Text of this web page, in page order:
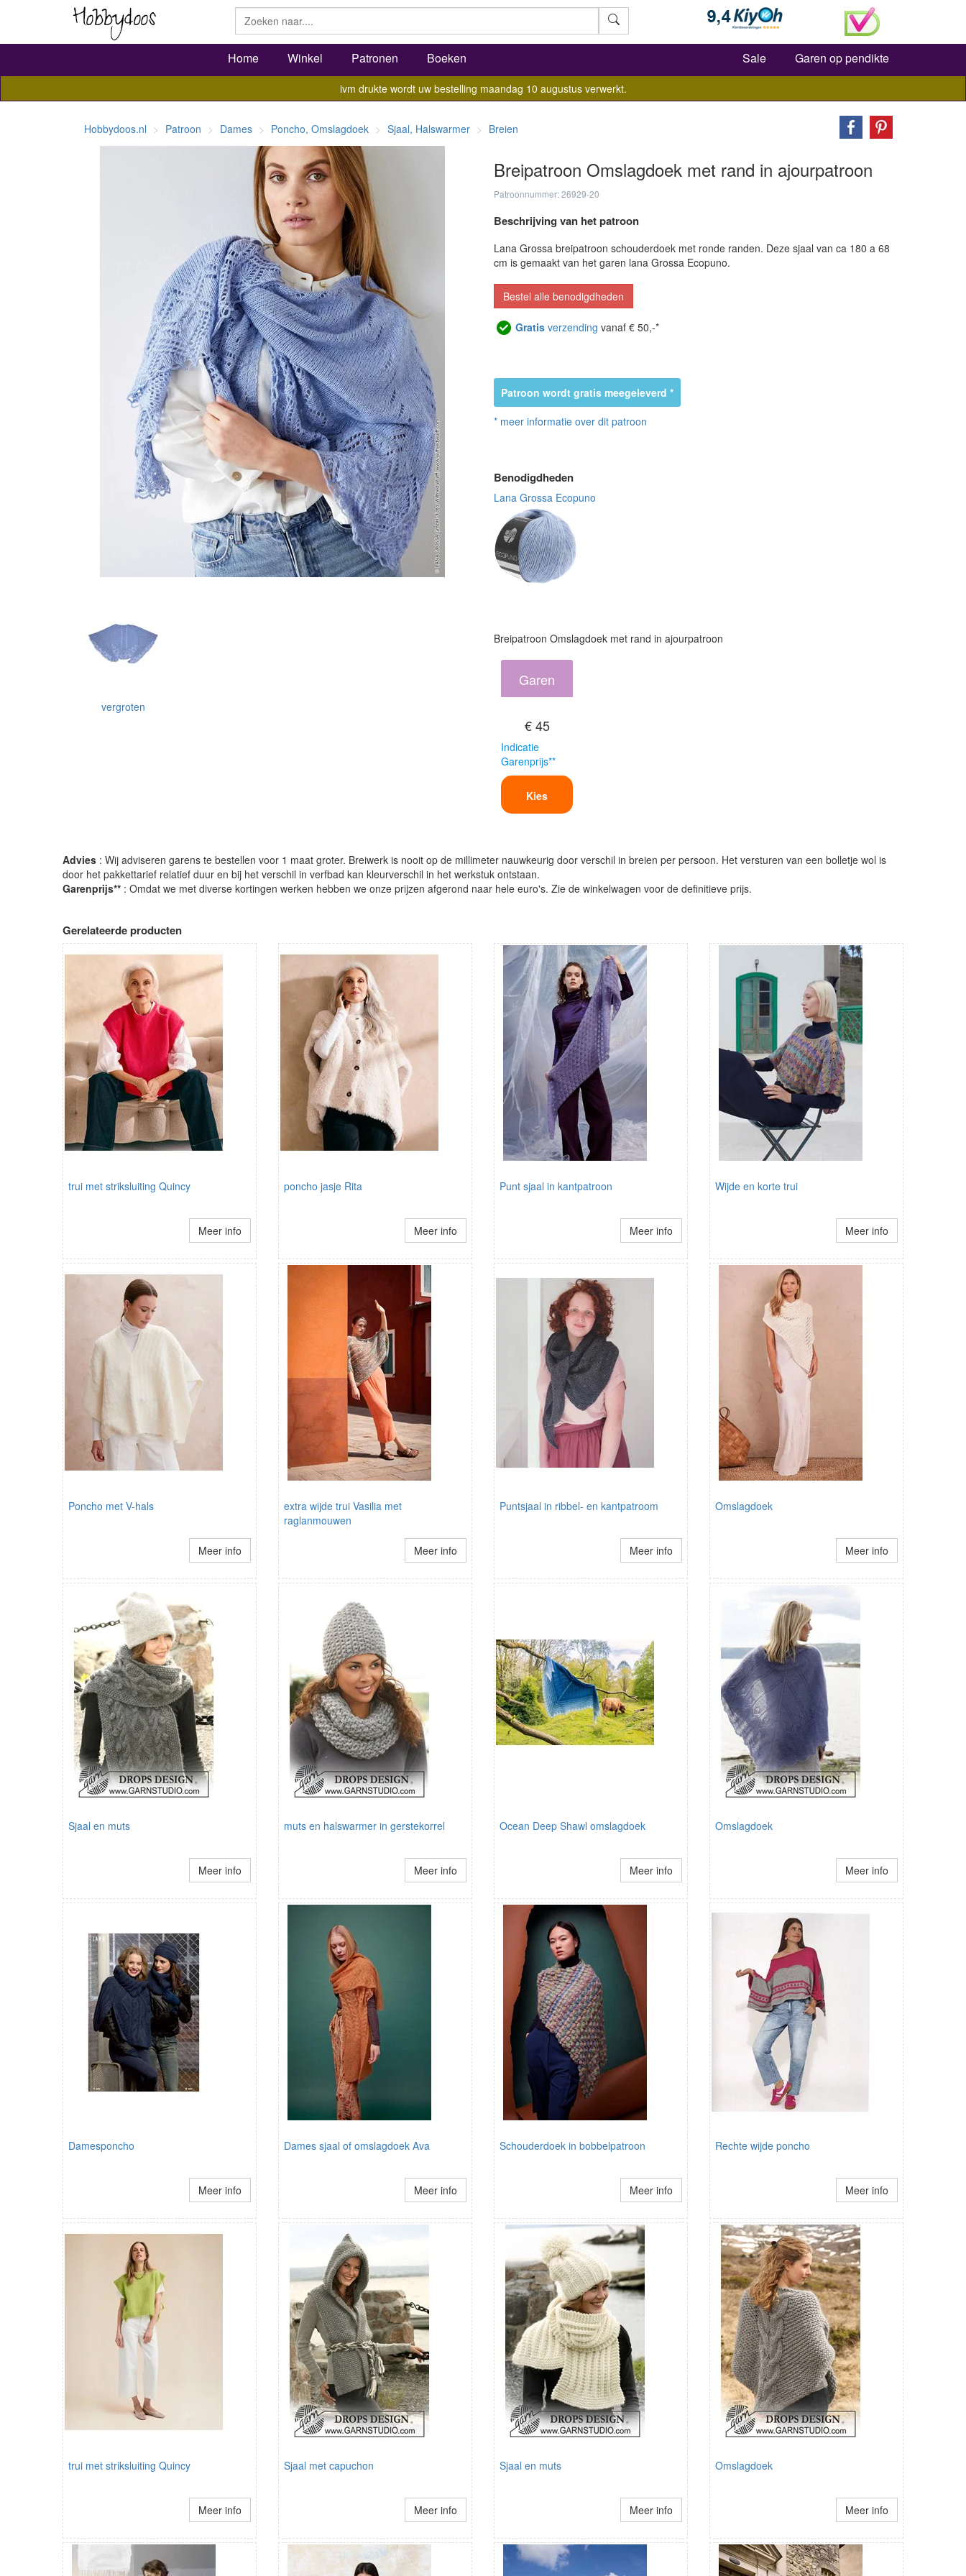
Zoeken
Home Winkel Patronen Boeken Sale Garen op pendikte
ivm drukte wordt uw bestelling maandag 10 augustus verwerkt.
Hobbydoos.nl Patroon Dames Poncho, Omslagdoek Sjaal, Halswarmer Breien
vergroten
Breipatroon Omslagdoek met rand in ajourpatroon
Patroonnummer: 26929-20
Beschrijving van het patroon
Lana Grossa breipatroon schouderdoek met ronde randen. Deze sjaal van ca 180 a 68
cm is gemaakt van het garen lana Grossa Ecopuno.
Bestel alle benodigdheden
Gratis verzending vanaf € 50,-*
Patroon wordt gratis meegeleverd *
* meer informatie over dit patroon
Benodigdheden
Lana Grossa Ecopuno
Breipatroon Omslagdoek met rand in ajourpatroon
Garen
€ 45
Indicatie
Garenprijs**
Kies
Advies : Wij adviseren garens te bestellen voor 1 maat groter. Breiwerk is nooit op de millimeter nauwkeurig door verschil in breien per persoon. Het versturen van een bolletje wol is
door het pakkettarief relatief duur en bij het verschil in verfbad kan kleurverschil in het werkstuk ontstaan.
Garenprijs** : Omdat we met diverse kortingen werken hebben we onze prijzen afgerond naar hele euro's. Zie de winkelwagen voor de definitieve prijs.
Gerelateerde producten
trui met striksluiting Quincy
Meer info
poncho jasje Rita
Meer info
Punt sjaal in kantpatroon
Meer info
Wijde en korte trui
Meer info
Poncho met V-hals
Meer info
extra wijde trui Vasilia met
raglanmouwen
Meer info
Puntsjaal in ribbel- en kantpatroom
Meer info
Omslagdoek
Meer info
Sjaal en muts
Meer info
muts en halswarmer in gerstekorrel
Meer info
Ocean Deep Shawl omslagdoek
Meer info
Omslagdoek
Meer info
Damesponcho
Meer info
Dames sjaal of omslagdoek Ava
Meer info
Schouderdoek in bobbelpatroon
Meer info
Rechte wijde poncho
Meer info
trui met striksluiting Quincy
Meer info
Sjaal met capuchon
Meer info
Sjaal en muts
Meer info
Omslagdoek
Meer info